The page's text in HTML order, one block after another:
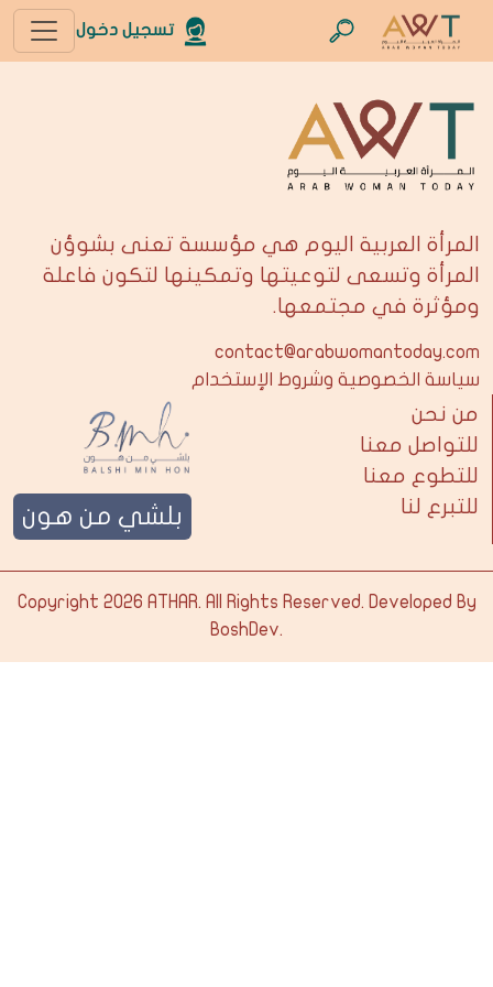
تسجيل دخول
المرأة العربية اليوم هي مؤسسة تعنى بشوؤن
المرأة وتسعى لتوعيتها وتمكينها لتكون فاعلة
ومؤثرة في مجتمعها.
contact@arabwomantoday.com
سياسة الخصوصية وشروط الإستخدام
من نحن
للتواصل معنا
للتطوع معنا
للتبرع لنا
بلشي من هون
Copyright 2026 ATHAR. All Rights Reserved. Developed By
BoshDev.